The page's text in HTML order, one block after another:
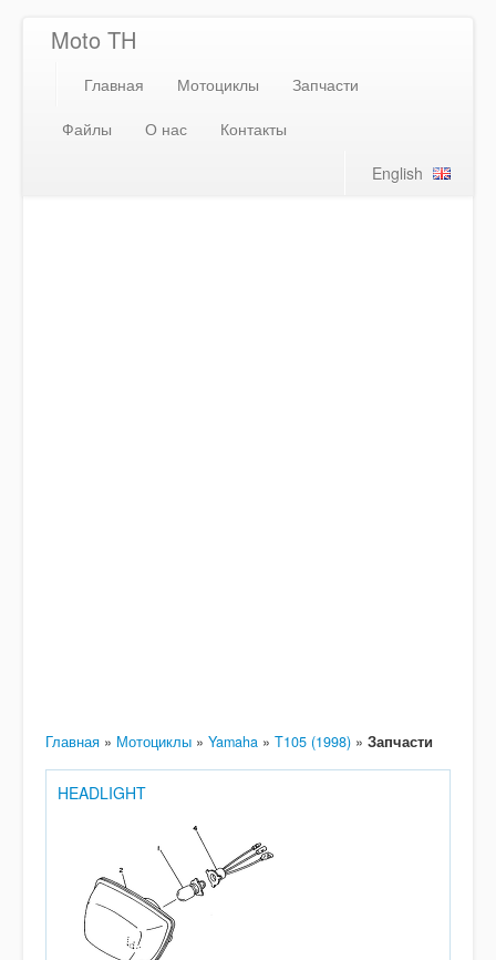
Moto TH
Главная Мотоциклы
Запчасти
Файлы
О нас
Контакты
English
Главная » Мотоциклы » Yamaha » T105 (1998) » Запчасти
HEADLIGHT